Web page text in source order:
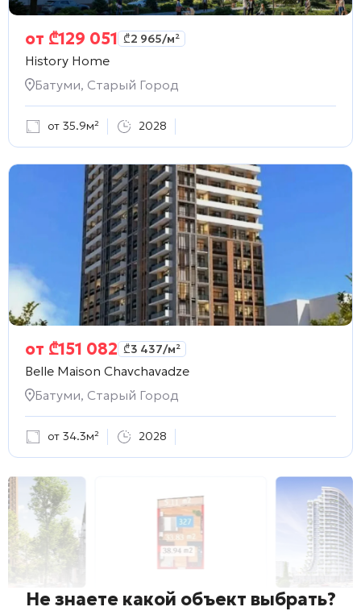
от ₾129 051 ₾2 965/м²
History Home
Батуми, Старый Город
от 35.9м² 2028
от ₾151 082 ₾3 437/м²
Belle Maison Chavchavadze
Батуми, Старый Город
от 34.3м² 2028
Не знаете какой объект выбрать?